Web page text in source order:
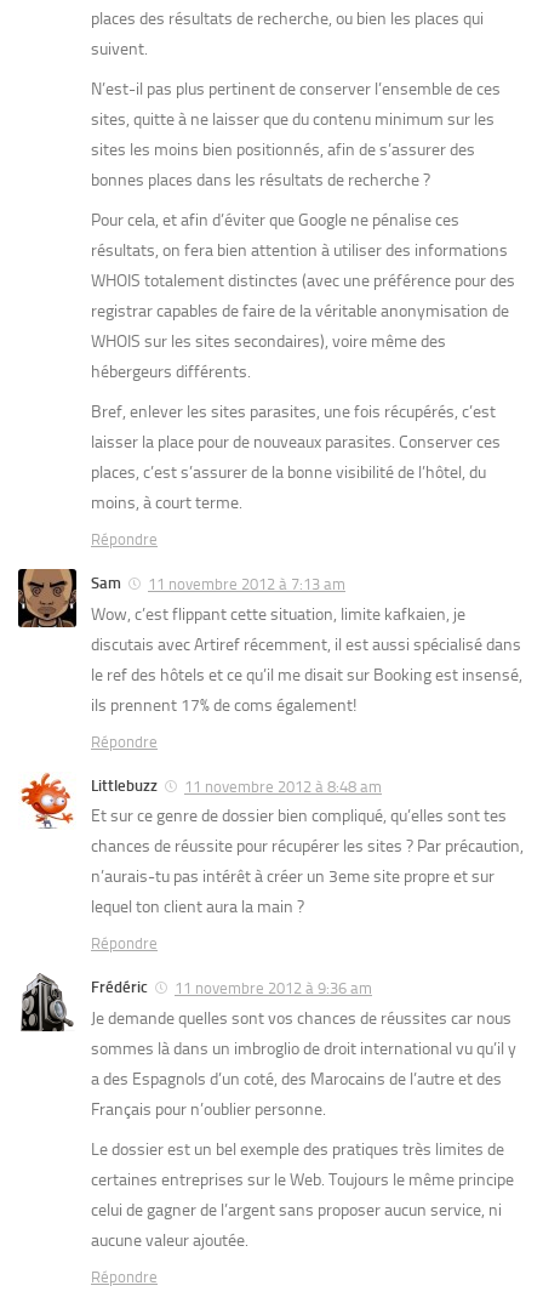
places des résultats de recherche, ou bien les places qui
suivent.
N’est-il pas plus pertinent de conserver l’ensemble de ces
sites, quitte à ne laisser que du contenu minimum sur les
sites les moins bien positionnés, afin de s’assurer des
bonnes places dans les résultats de recherche ?
Pour cela, et afin d’éviter que Google ne pénalise ces
résultats, on fera bien attention à utiliser des informations
WHOIS totalement distinctes (avec une préférence pour des
registrar capables de faire de la véritable anonymisation de
WHOIS sur les sites secondaires), voire même des
hébergeurs différents.
Bref, enlever les sites parasites, une fois récupérés, c’est
laisser la place pour de nouveaux parasites. Conserver ces
places, c’est s’assurer de la bonne visibilité de l’hôtel, du
moins, à court terme.
Répondre
Sam 11 novembre 2012 à 7:13 am
Wow, c’est flippant cette situation, limite kafkaien, je
discutais avec Artiref récemment, il est aussi spécialisé dans
le ref des hôtels et ce qu’il me disait sur Booking est insensé,
ils prennent 17% de coms également!
Répondre
Littlebuzz 11 novembre 2012 à 8:48 am
Et sur ce genre de dossier bien compliqué, qu’elles sont tes
chances de réussite pour récupérer les sites ? Par précaution,
n’aurais-tu pas intérêt à créer un 3eme site propre et sur
lequel ton client aura la main ?
Répondre
Frédéric 11 novembre 2012 à 9:36 am
Je demande quelles sont vos chances de réussites car nous
sommes là dans un imbroglio de droit international vu qu’il y
a des Espagnols d’un coté, des Marocains de l’autre et des
Français pour n’oublier personne.
Le dossier est un bel exemple des pratiques très limites de
certaines entreprises sur le Web. Toujours le même principe
celui de gagner de l’argent sans proposer aucun service, ni
aucune valeur ajoutée.
Répondre